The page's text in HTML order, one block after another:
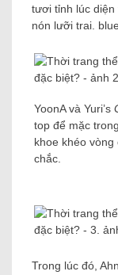
tươi tỉnh lúc diện
nón lưỡi trai.
YoonA và Yuri’s
top để mặc
khoe khéo vòng
chắc.
Trong lúc đó,